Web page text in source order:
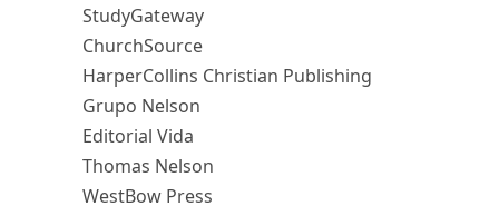
StudyGateway
ChurchSource
HarperCollins Christian Publishing
Grupo Nelson
Editorial Vida
Thomas Nelson
WestBow Press